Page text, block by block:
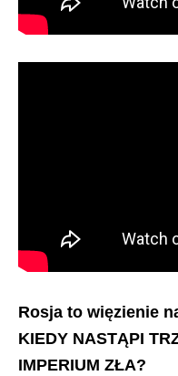
Rosja to więzienie
KIEDY NASTĄPI
IMPERIUM ZŁA?